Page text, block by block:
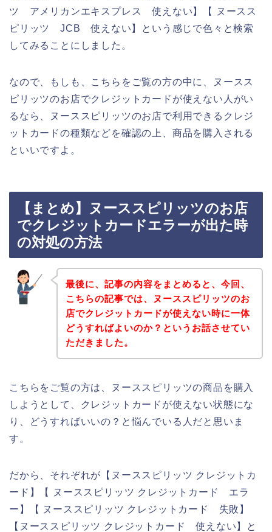
ツ アメリカンエキスプレス 使えない】【 ヌースス
ピリッツ JCB 使えない】という感じで色々と検索
してみることにしました。
なので、もしも、こちらをご覧の方の中に、ヌースス
ピリッツのお店でクレジットカードが使えない人がい
るなら、ヌーススピリッツのお店で利用できるクレジ
ットカードの種類などを確認の上、商品を購入される
といいですよ。
【まとめ】ヌーススピリッツのお店
でクレジットカードエラーが出た時
の対処の方法
最後に、記事の内容をまとめると、今回、
こちらの記事では、ヌーススピリッツのお
店でクレジットカードが使えない時に一体
どうすればよいのか？というお話させてい
ただきました。
こちらをご覧の方は、ヌーススピリッツの商品を購入
しようとして、クレジットカードが使えない状態にな
り、どうすればいいの？と悩んでいる人だと思いま
す。
だから、それぞれが【ヌーススピリッツ クレジットカ
ード】【 ヌーススピリッツ クレジットカード エラ
ー】【 ヌーススピリッツ クレジットカード 失敗】
【ヌーススピリッツ クレジットカード 使えない】と